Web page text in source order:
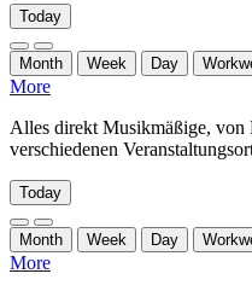
Today
Month Week Day
More
Alles direkt Musikmäßige, von
verschiedenen
Today
Month Week Day
More